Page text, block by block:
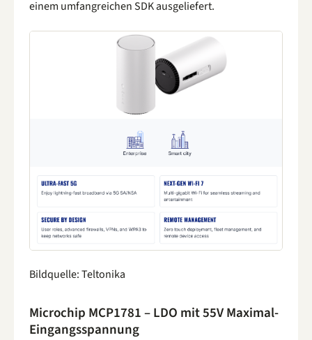
einem umfangreichen SDK ausgeliefert.
Bildquelle: Teltonika
Microchip MCP1781 – LDO mit 55V Maximal-
Eingangsspannung